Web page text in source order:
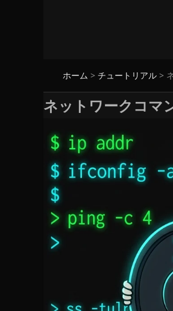
ホーム > チュートリアル >
ネットワークコマ